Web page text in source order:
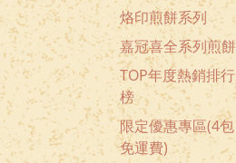
烙印煎餅系列
嘉冠喜全系列煎餅
TOP年度熱銷排行
榜
限定優惠專區(4包
免運費)